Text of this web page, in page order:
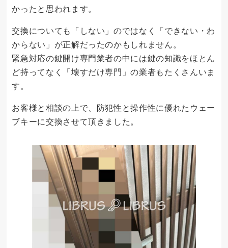
かったと思われます。
交換についても「しない」のではなく「できない・わ
からない」が正解だったのかもしれません。
緊急対応の鍵開け専門業者の中には鍵の知識をほとん
ど持ってなく「壊すだけ専門」の業者もたくさんいま
す。
お客様と相談の上で、防犯性と操作性に優れたウェー
ブキーに交換させて頂きました。